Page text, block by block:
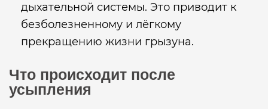
дыхательной системы. Это приводит к
безболезненному и лёгкому
прекращению жизни грызуна.
Что происходит после
усыпления